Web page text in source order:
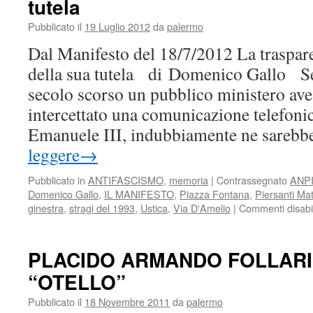
tutela
Pubblicato il 19 Luglio 2012da palermo
Dal Manifesto del 18/7/2012 La
della sua tutela di Domenico Gallo
secolo scorso un pubblico ministero
intercettato una comunicazione
Emanuele III, indubbiamente ne
leggere→
Pubblicato in ANTIFASCISMO, memoria | Contrassegnato
Domenico Gallo, IL MANIFESTO, Piazza Fontana, Piersanti
ginestra, stragi del 1993, Ustica, Via D'Amelio | Commenti
PLACIDO ARMANDO
“OTELLO”
Pubblicato il 18 Novembre 2011 da palermo